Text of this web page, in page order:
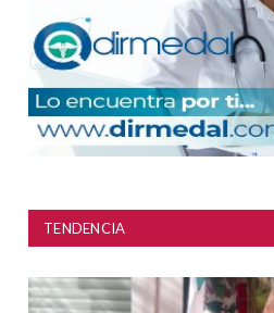
TENDENCIA